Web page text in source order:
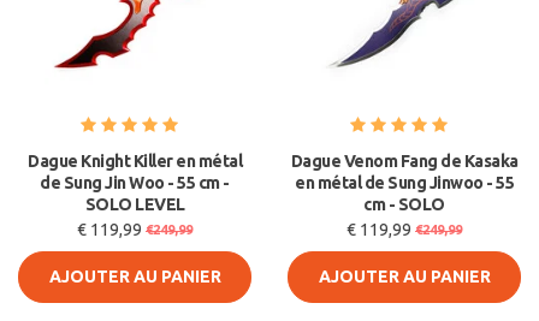
Dague Knight Killer en métal
de Sung Jin Woo - 55 cm -
SOLO LEVEL
€ 119,99 €249,99
AJOUTER AU PANIER
Dague Venom Fang de Kasaka
en métal de Sung Jinwoo - 55
cm - SOLO
€ 119,99 €249,99
AJOUTER AU PANIER